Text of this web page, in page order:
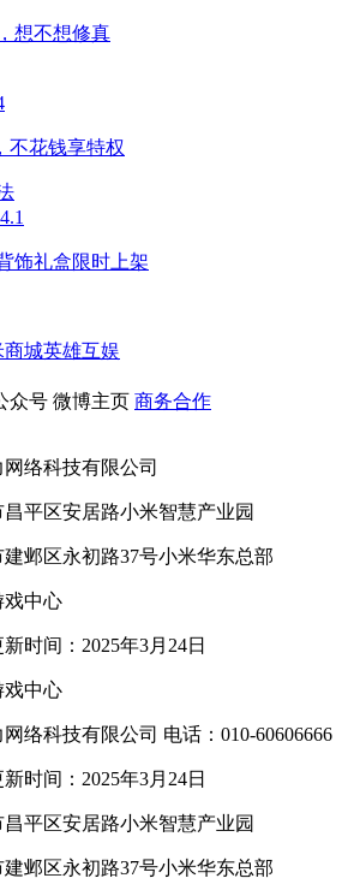
想不想修真
不花钱享特权
4.1
饰礼盒限时上架
商城英雄互娱
众号 微博主页 商务合作
络科技有限公司
平区安居路小米智慧产业园
邺区永初路37号小米华东总部
戏中心
时间：2025年3月24日
戏中心
络科技有限公司 电话：010-60606666
时间：2025年3月24日
平区安居路小米智慧产业园
邺区永初路37号小米华东总部